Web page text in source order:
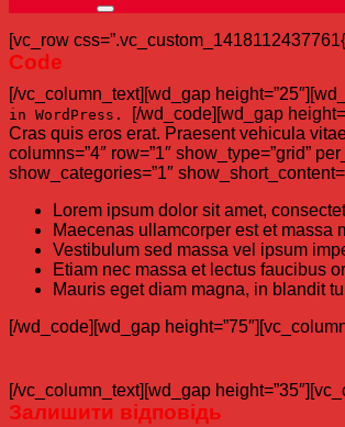
[vc_row
Code
[/vc_column_text][wd_gap
in WordPress.
[/wd_code][wd_gap
Cras quis eros erat. Praesent vehicula
columns=”4″ row=”1″ show_type=”grid”
show_categories=”1″
Lorem ipsum dolor sit amet,
Maecenas ullamcorper est et massa
Vestibulum sed massa vel ipsum
Etiam nec massa et lectus faucibus
Mauris eget diam magna, in blandit
[/wd_code][wd_gap
[/vc_column_text][wd_gap
Залишити відповідь